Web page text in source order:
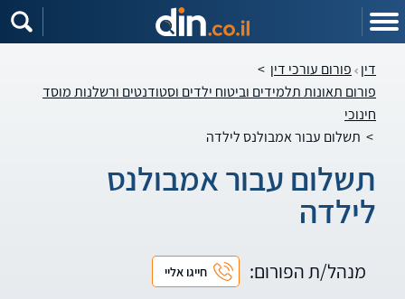
דין פורום עורכי דין >
פורום תאונות תלמידים וביטוח ילדים וסטודנטים ורשלנות מוסד
חינוכי
> תשלום עבור אמבולנס לילדה
תשלום עבור אמבולנס
לילדה
מנהל/ת הפורום: חייגו אליי